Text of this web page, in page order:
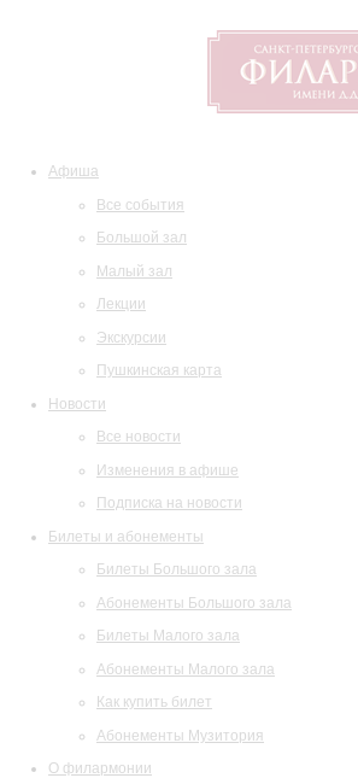
Афиша
Все события
Большой зал
Малый зал
Лекции
Экскурсии
Пушкинская карта
Новости
Все новости
Изменения в афише
Подписка на новости
Билеты и абонементы
Билеты Большого зала
Абонементы Большого зала
Билеты Малого зала
Абонементы Малого зала
Как купить билет
Абонементы Музитория
О филармонии